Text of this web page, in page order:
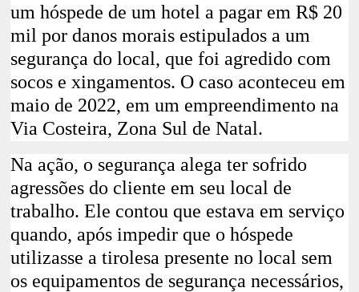
umhóspede de um hotel a pagar em R$ 20
mil por danos morais estipulados a um
segurança do local, que foiagredido com
socos e xingamentos. O caso aconteceu em
maio de 2022, em um empreendimento na
Via Costeira, Zona Sul de Natal.
Na ação, o segurança alega ter sofrido
agressões do cliente em seu local de
trabalho. Ele contou que estava em serviço
quando,após impedir que o hóspede
utilizasse a tirolesa presente no local sem
os equipamentos de segurança necessários,